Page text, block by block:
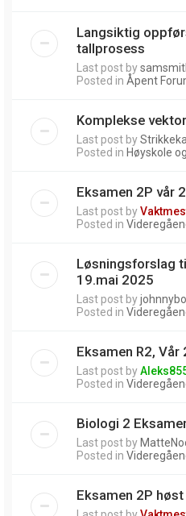
Langsiktig
tallprosess
Last post by
Posted in Åpent
Komplekse
Last post by
Posted in Høyskole
Eksamen 2P vår
Last post by
Posted in
Løsningsforslag
19.mai 2025
Last post by
Posted in
Eksamen R2, Vår
Last post by
Posted in
Biologi 2
Last post by
Posted in
Eksamen 2P